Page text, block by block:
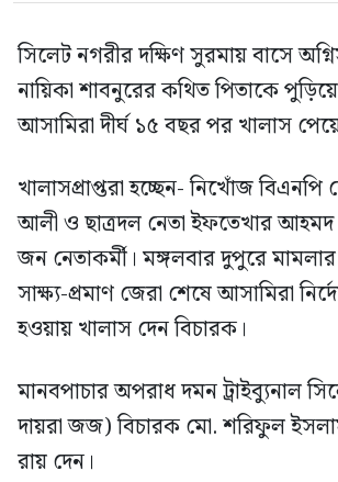
সিলেট নগরীর দক্ষিণ সুরমায় বাসে
নায়িকা শাবনুরের কথিত পিতাকে
আসামিরা দীর্ঘ ১৫ বছর পর খালাস
খালাসপ্রাপ্তরা হচ্ছেন- নিখোঁজ বিএনপি
আলী ও ছাত্রদল নেতা ইফতেখার
জন নেতাকর্মী। মঙ্গলবার দুপুরে মামলার
সাক্ষ্য-প্রমাণ জেরা শেষে আসামিরা
হওয়ায় খালাস দেন বিচারক।
মানবপাচার অপরাধ দমন ট্রাইব্যুনাল
দায়রা জজ) বিচারক মো. শরিফুল
রায় দেন।